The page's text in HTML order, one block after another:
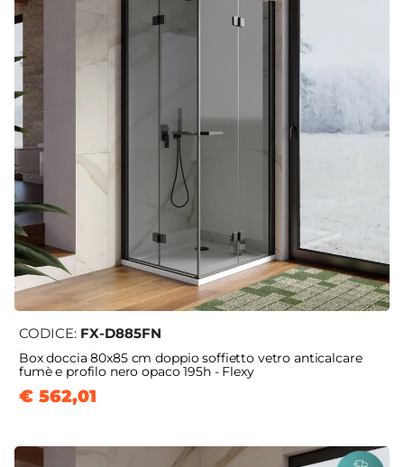
CODICE: FX-D885FN
Box doccia 80x85 cm doppio soffietto vetro anticalcare
fumè e profilo nero opaco 195h - Flexy
€ 562,01